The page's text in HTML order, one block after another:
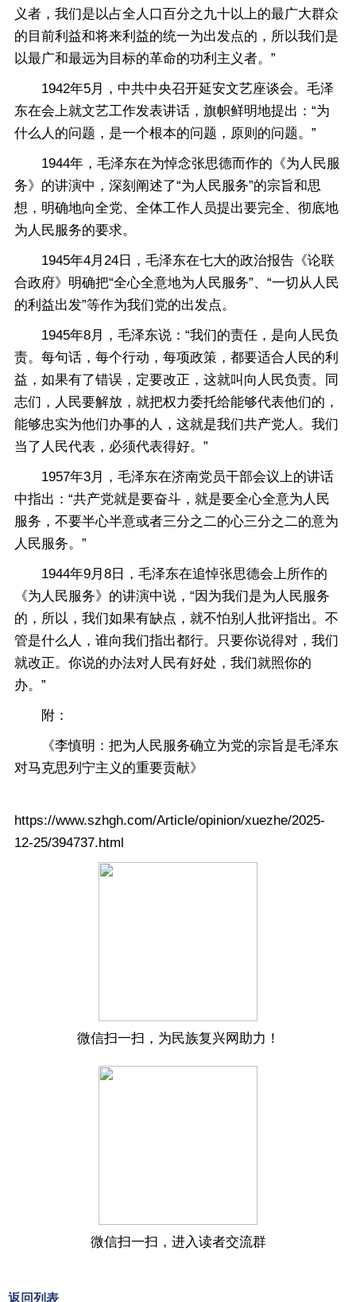
义者，我们是以占全人口百分之九十以上的最广大群众
的目前利益和将来利益的统一为出发点的，所以我们是
以最广和最远为目标的革命的功利主义者。”
1942年5月，中共中央召开延安文艺座谈会。毛泽
东在会上就文艺工作发表讲话，旗帜鲜明地提出：“为
什么人的问题，是一个根本的问题，原则的问题。”
1944年，毛泽东在为悼念张思德而作的《为人民服
务》的讲演中，深刻阐述了“为人民服务”的宗旨和思
想，明确地向全党、全体工作人员提出要完全、彻底地
为人民服务的要求。
1945年4月24日，毛泽东在七大的政治报告《论联
合政府》明确把“全心全意地为人民服务”、“一切从人民
的利益出发”等作为我们党的出发点。
1945年8月，毛泽东说：“我们的责任，是向人民负
责。每句话，每个行动，每项政策，都要适合人民的利
益，如果有了错误，定要改正，这就叫向人民负责。同
志们，人民要解放，就把权力委托给能够代表他们的，
能够忠实为他们办事的人，这就是我们共产党人。我们
当了人民代表，必须代表得好。”
1957年3月，毛泽东在济南党员干部会议上的讲话
中指出：“共产党就是要奋斗，就是要全心全意为人民
服务，不要半心半意或者三分之二的心三分之二的意为
人民服务。”
1944年9月8日，毛泽东在追悼张思德会上所作的
《为人民服务》的讲演中说，“因为我们是为人民服务
的，所以，我们如果有缺点，就不怕别人批评指出。不
管是什么人，谁向我们指出都行。只要你说得对，我们
就改正。你说的办法对人民有好处，我们就照你的
办。”
附：
《李慎明：把为人民服务确立为党的宗旨是毛泽东
对马克思列宁主义的重要贡献》
https://www.szhgh.com/Article/opinion/xuezhe/2025-
12-25/394737.html
微信扫一扫，为民族复兴网助力！
微信扫一扫，进入读者交流群
返回列表